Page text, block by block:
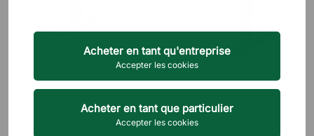
Acheter en tant qu'entreprise
Accepter les cookies
Acheter en tant que particulier
Accepter les cookies